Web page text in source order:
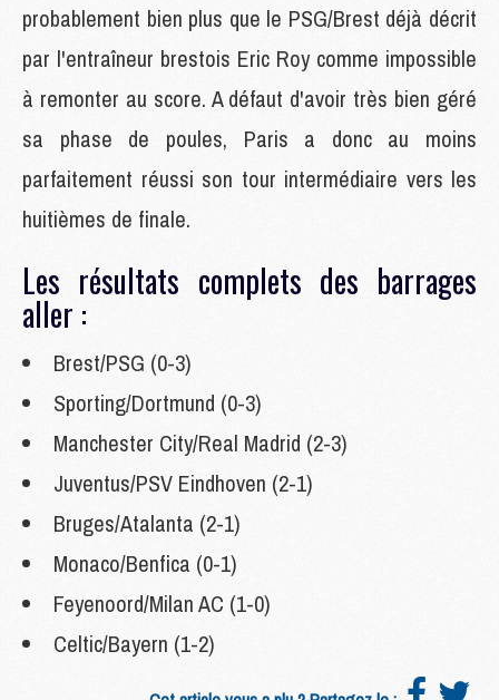
probablement bien plus que le PSG/Brest déjà décrit
par l'entraîneur brestois Eric Roy comme impossible
à remonter au score. A défaut d'avoir très bien géré
sa phase de poules, Paris a donc au moins
parfaitement réussi son tour intermédiaire vers les
huitièmes de finale.
Les résultats complets des barrages
aller :
Brest/PSG (0-3)
Sporting/Dortmund (0-3)
Manchester City/Real Madrid (2-3)
Juventus/PSV Eindhoven (2-1)
Bruges/Atalanta (2-1)
Monaco/Benfica (0-1)
Feyenoord/Milan AC (1-0)
Celtic/Bayern (1-2)